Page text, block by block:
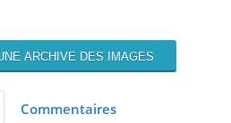
ARCHIVE DES IMAGES
Commentaires